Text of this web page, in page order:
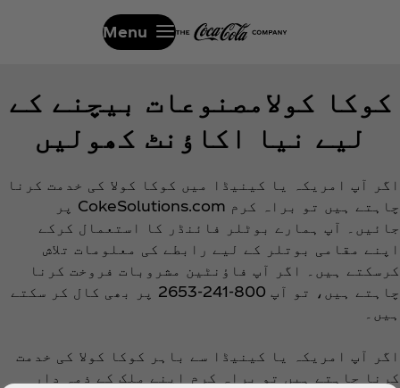
Menu
کوکا کولامصنوعات بیچنے کے
لیے نیا اکاؤنٹ کھولیں
اگر آپ امریکہ یا کینیڈا میں کوکا کولا کی خدمت کرنا
چاہتے ہیں تو براہ کرم CokeSolutions.com پر
جائیں۔ آپ ہمارے بوٹلر فائنڈر کا استعمال کرکے
اپنے مقامی بوتلر کے لیے رابطے کی معلومات تلاش
کرسکتے ہیں۔ اگر آپ فاؤنٹین مشروبات فروخت کرنا
چاہتے ہیں، تو آپ 800-241-2653 پر بھی کال کر سکتے
ہیں۔
اگر آپ امریکہ یا کینیڈا سے باہر کوکا کولا کی خدمت
کرنا چاہتے ہیں تو براہ کرم اپنے ملک کے ذمہ دار